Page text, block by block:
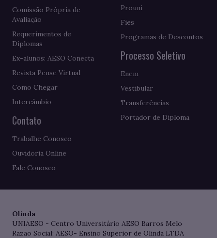
Comissão Própria de
Avaliação
Requerimentos de
Diplomas
Ex-alunos: AESO Conecta
Revista Pense Virtual
Como Chegar
Intercâmbio
Contato
Trabalhe Conosco
Ouvidoria Online
Fale Conosco
Prouni
Fies
Programas de Descontos
Processo Seletivo
Enem
Vestibular
Transferências
Portador de Diploma
Olinda
UNIAESO - Centro Universitário AESO Barros Melo
Razão Social: AESO- Ensino Superior de Olinda LTDA